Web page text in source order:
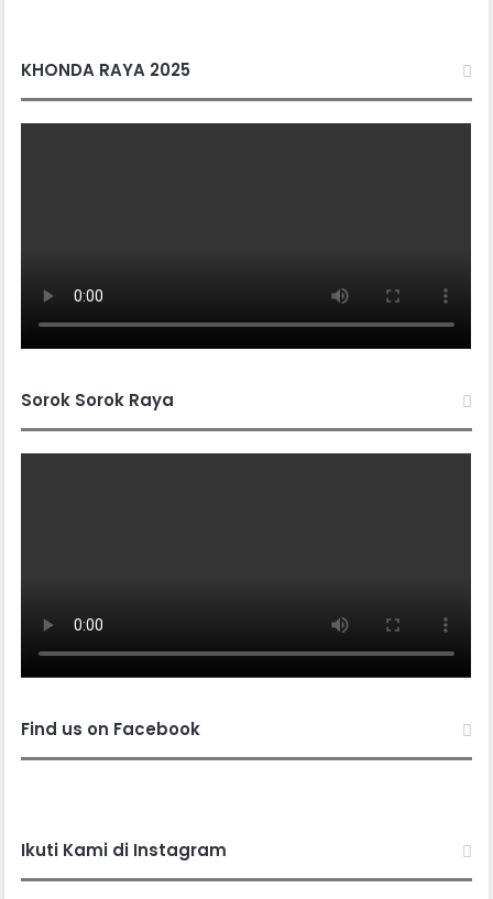
KHONDA RAYA 2025
Sorok Sorok Raya
Find us on Facebook
Ikuti Kami di Instagram